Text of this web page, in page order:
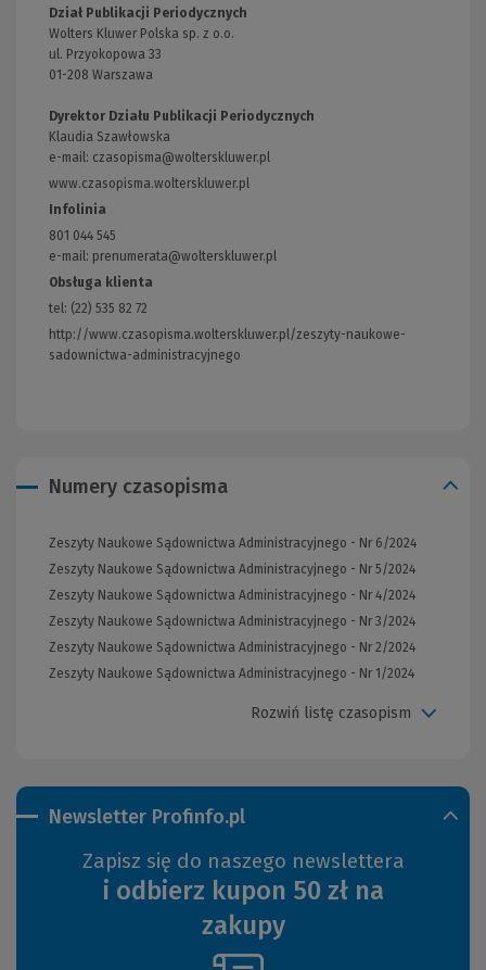
Newsletter Profinfo.pl
Zapisz się do naszego newslettera
i odbierz kupon 50 zł na
zakupy
Dział Publikacji Periodycznych
Wolters Kluwer Polska sp. z o.o.
ul. Przyokopowa 33
01-208 Warszawa
Dyrektor Działu Publikacji Periodycznych
Klaudia Szawłowska
e-mail: czasopisma@wolterskluwer.pl
www.czasopisma.wolterskluwer.pl
Infolinia
801 044 545
e-mail: prenumerata@wolterskluwer.pl
Obsługa klienta
tel: (22) 535 82 72
http://www.czasopisma.wolterskluwer.pl/zeszyty-naukowe-
sadownictwa-administracyjnego
Numery czasopisma
Zeszyty Naukowe Sądownictwa Administracyjnego - Nr 6/2024
Zeszyty Naukowe Sądownictwa Administracyjnego - Nr 5/2024
Zeszyty Naukowe Sądownictwa Administracyjnego - Nr 4/2024
Zeszyty Naukowe Sądownictwa Administracyjnego - Nr 3/2024
Zeszyty Naukowe Sądownictwa Administracyjnego - Nr 2/2024
Zeszyty Naukowe Sądownictwa Administracyjnego - Nr 1/2024
Rozwiń listę czasopism